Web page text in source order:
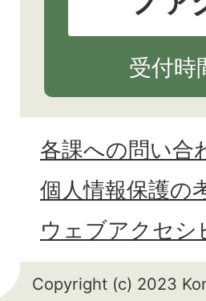
受付時
各課への問い合
個人情報保護の
ウェブアクセシ
Copyright (c) 2023